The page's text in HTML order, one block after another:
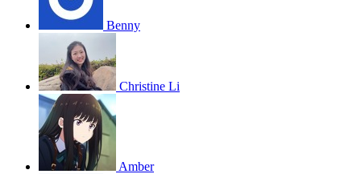
Benny
Christine Li
Amber